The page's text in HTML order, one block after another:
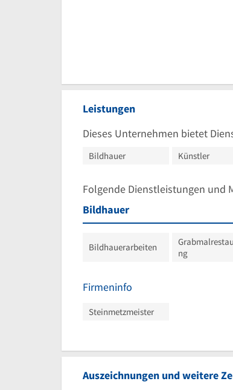
Leistungen
Dieses Unternehmen bietet
Bildhauer Künstler
Folgende Dienstleistungen und
Bildhauer
Bildhauerarbeiten
ng
Firmeninfo
Steinmetzmeister
Auszeichnungen und weitere